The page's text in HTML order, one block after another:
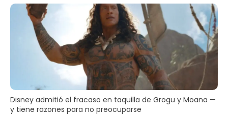
Disney admitió el fracaso en taquilla de Grogu y Moana —
y tiene razones para no preocuparse